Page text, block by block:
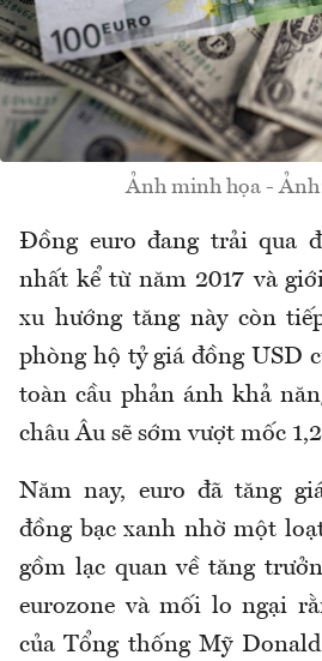
Ảnh minh họa -
Đồng euro đang trải qua
nhất kể từ năm 2017 và
xu hướng tăng này còn
phòng hộ tỷ giá đồng USD
toàn cầu phản ánh khả
châu Âu sẽ sớm vượt mốc
Năm nay, euro đã tăng
đồng bạc xanh nhờ một
gồm lạc quan về tăng
eurozone và mối lo ngại
của Tổng thống Mỹ